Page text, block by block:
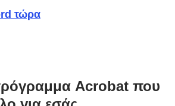
τώρα
Acrobat που